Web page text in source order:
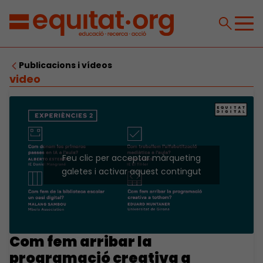
Publicacions i vídeos
video
Feu clic per acceptar màrqueting
galetes i activar aquest contingut
Com fem arribar la
programació creativa a